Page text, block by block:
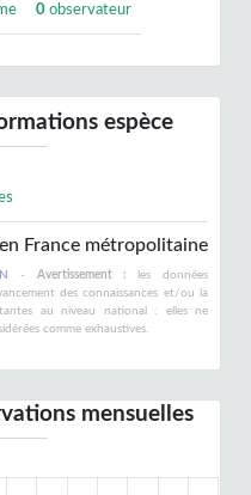
0 observateur
espèce
France métropolitaine
- Avertissement : les données
des connaissances et/ou la
au niveau national : elles ne
comme exhaustives.
mensuelles